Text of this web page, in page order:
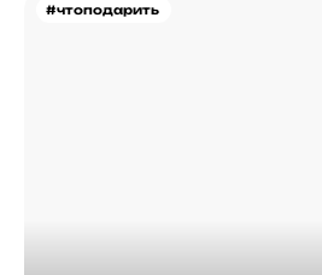
#чтоподарить